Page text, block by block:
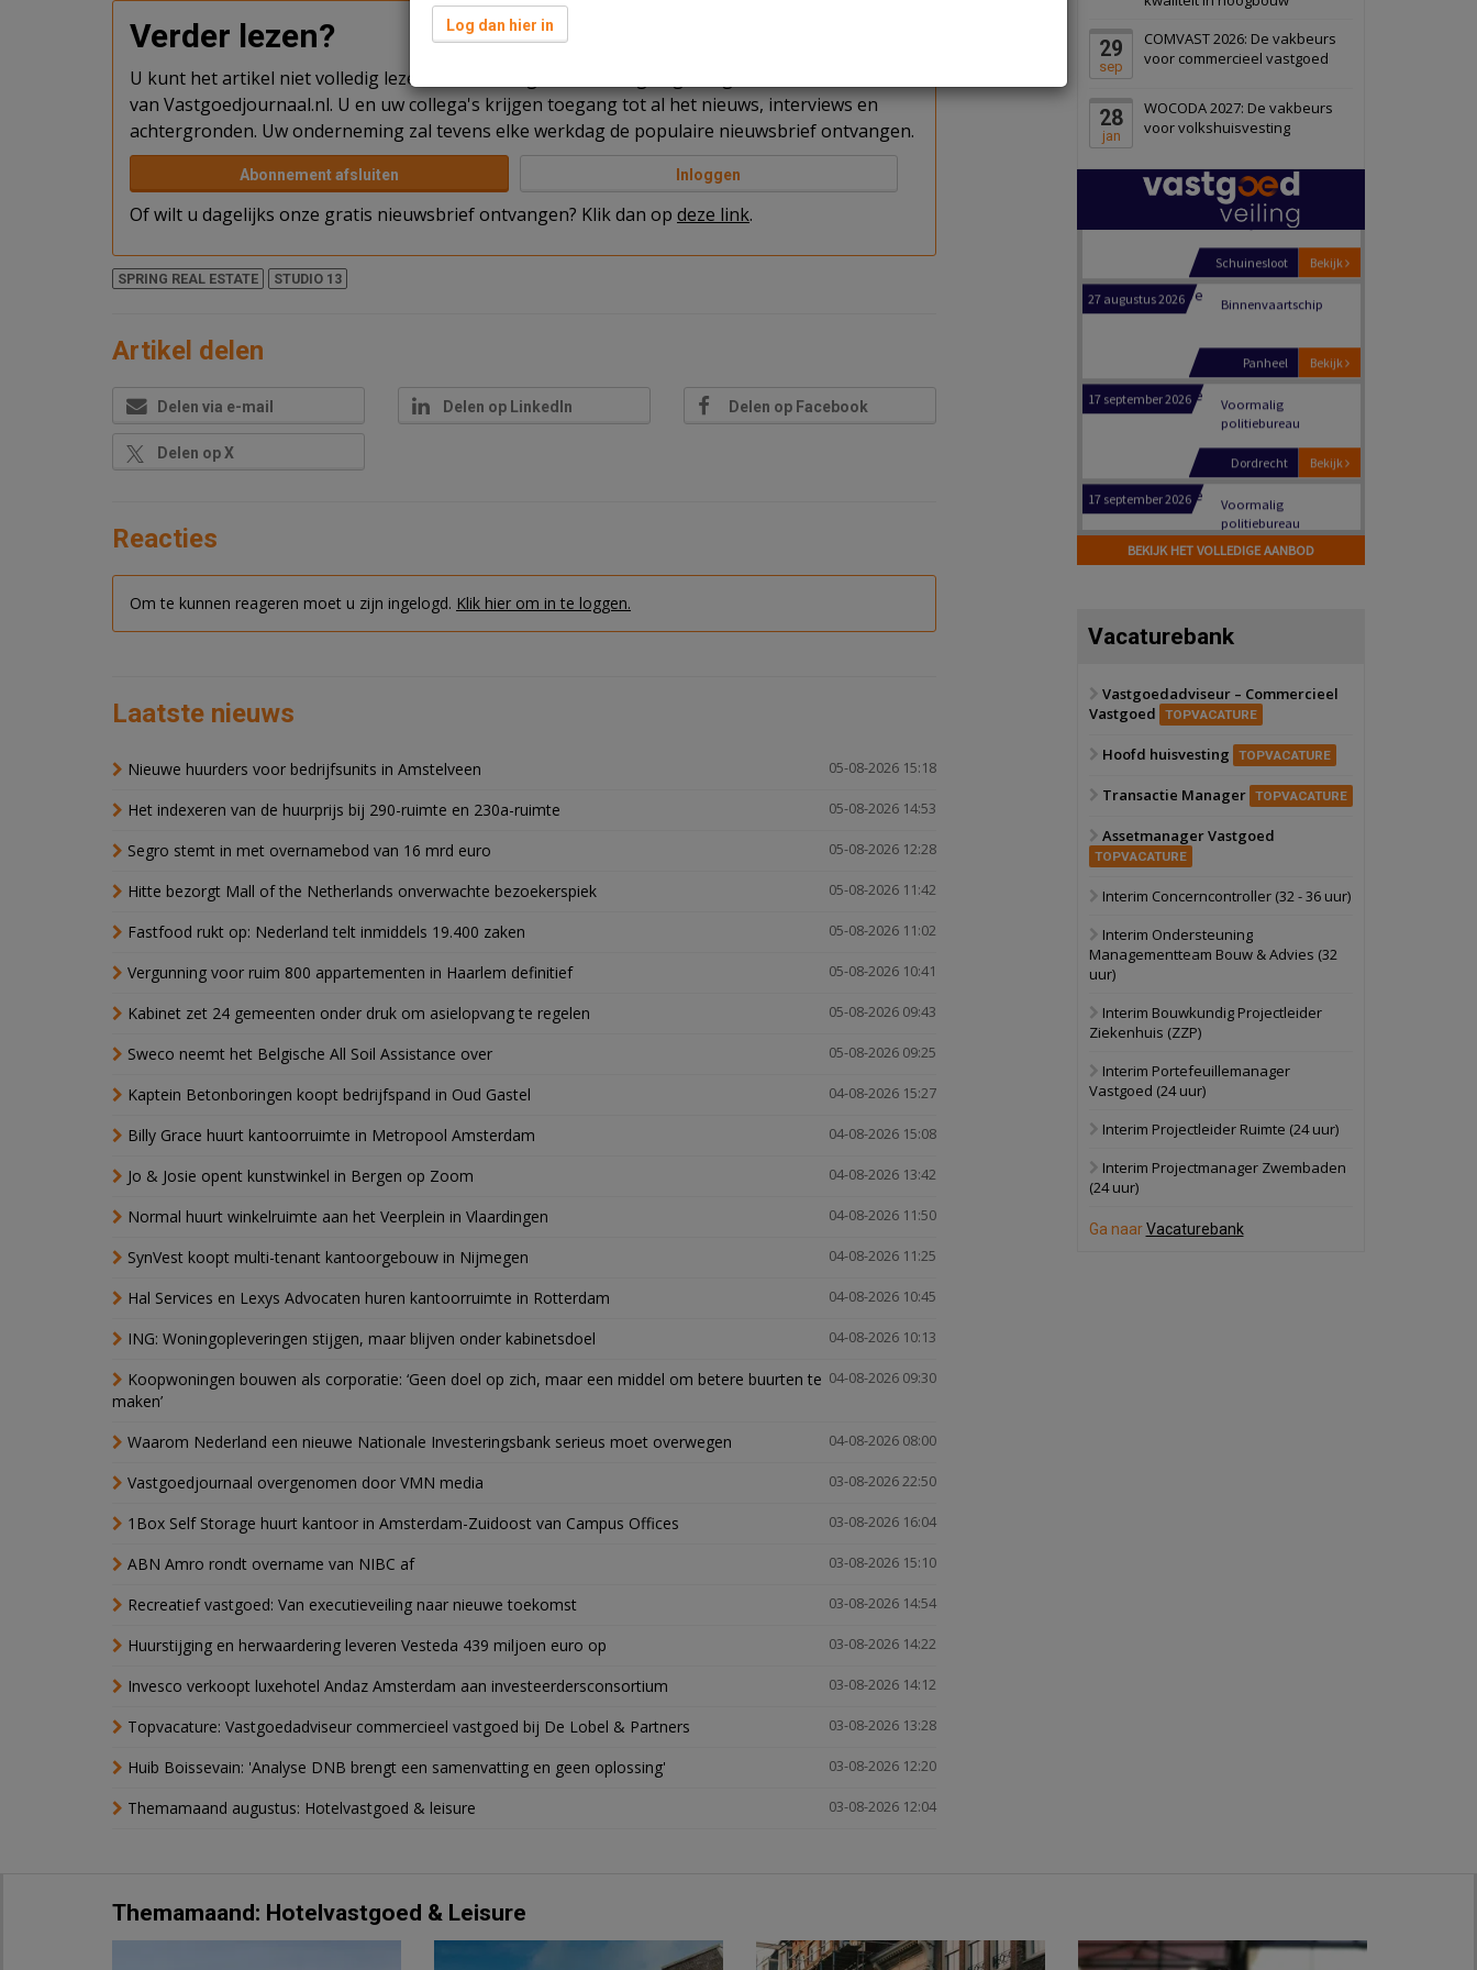
Verder lezen?
U kunt het artikel niet volledig lezen omdat u nog niet bent ingelogd. Log in of word abonnee
van Vastgoedjournaal.nl. U en uw collega's krijgen toegang tot al het nieuws, interviews en
achtergronden. Uw onderneming zal tevens elke werkdag de populaire nieuwsbrief ontvangen.
Abonnement afsluiten Inloggen
Of wilt u dagelijks onze gratis nieuwsbrief ontvangen? Klik dan op deze link.
SPRING REAL ESTATE STUDIO 13
Artikel delen
Delen via e-mail Delen op LinkedIn Delen op Facebook
Delen op X
Reacties
Om te kunnen reageren moet u zijn ingelogd. Klik hier om in te loggen.
Laatste nieuws
05-08-2026 15:18
Nieuwe huurders voor bedrijfsunits in Amstelveen
05-08-2026 14:53
Het indexeren van de huurprijs bij 290-ruimte en 230a-ruimte
05-08-2026 12:28
Segro stemt in met overnamebod van 16 mrd euro
05-08-2026 11:42
Hitte bezorgt Mall of the Netherlands onverwachte bezoekerspiek
05-08-2026 11:02
Fastfood rukt op: Nederland telt inmiddels 19.400 zaken
05-08-2026 10:41
Vergunning voor ruim 800 appartementen in Haarlem definitief
05-08-2026 09:43
Kabinet zet 24 gemeenten onder druk om asielopvang te regelen
05-08-2026 09:25
Sweco neemt het Belgische All Soil Assistance over
04-08-2026 15:27
Kaptein Betonboringen koopt bedrijfspand in Oud Gastel
04-08-2026 15:08
Billy Grace huurt kantoorruimte in Metropool Amsterdam
04-08-2026 13:42
Jo & Josie opent kunstwinkel in Bergen op Zoom
04-08-2026 11:50
Normal huurt winkelruimte aan het Veerplein in Vlaardingen
04-08-2026 11:25
SynVest koopt multi-tenant kantoorgebouw in Nijmegen
04-08-2026 10:45
Hal Services en Lexys Advocaten huren kantoorruimte in Rotterdam
04-08-2026 10:13
ING: Woningopleveringen stijgen, maar blijven onder kabinetsdoel
04-08-2026 09:30
Koopwoningen bouwen als corporatie: ‘Geen doel op zich, maar een middel om betere buurten te
maken’
04-08-2026 08:00
Waarom Nederland een nieuwe Nationale Investeringsbank serieus moet overwegen
03-08-2026 22:50
Vastgoedjournaal overgenomen door VMN media
03-08-2026 16:04
1Box Self Storage huurt kantoor in Amsterdam-Zuidoost van Campus Offices
03-08-2026 15:10
ABN Amro rondt overname van NIBC af
03-08-2026 14:54
Recreatief vastgoed: Van executieveiling naar nieuwe toekomst
03-08-2026 14:22
Huurstijging en herwaardering leveren Vesteda 439 miljoen euro op
03-08-2026 14:12
Invesco verkoopt luxehotel Andaz Amsterdam aan investeerdersconsortium
03-08-2026 13:28
Topvacature: Vastgoedadviseur commercieel vastgoed bij De Lobel & Partners
03-08-2026 12:20
Huib Boissevain: 'Analyse DNB brengt een samenvatting en geen oplossing'
03-08-2026 12:04
Themamaand augustus: Hotelvastgoed & leisure
29
sep
COMVAST 2026: De vakbeurs
voor commercieel vastgoed
28
jan
WOCODA 2027: De vakbeurs
voor volkshuisvesting
Schiedam
22 september 2026 Attractiepark
Bekijk
Oranje
28 september 2026
bedrijventerrein
Schuinesloot
Binnenvaartschip
Bekijk
Panheel
Voormalig
politiebureau
Dordrecht
Voormalig
politiebureau
Hilversum
17 september 2026
Voormalig
Zwanenburg
6 oktober 2026 Transformatieobject
22 september 2026
28 september 2026
Grootschalig
Bekijk
Schuinesloot
politiebureau
BEKIJK HET VOLLEDIGE AANBOD
Vacaturebank
Vastgoedadviseur – Commercieel
Vastgoed
TOPVACATURE
Hoofd huisvesting TOPVACATURE
Transactie Manager TOPVACATURE
Assetmanager Vastgoed
TOPVACATURE
Interim Concerncontroller (32 - 36 uur)
Interim Ondersteuning
Managementteam Bouw & Advies (32
uur)
Interim Bouwkundig Projectleider
Ziekenhuis (ZZP)
Interim Portefeuillemanager
Vastgoed (24 uur)
Interim Projectleider Ruimte (24 uur)
Interim Projectmanager Zwembaden
(24 uur)
Ga naarVacaturebank
Themamaand: Hotelvastgoed & Leisure
Log dan hier in